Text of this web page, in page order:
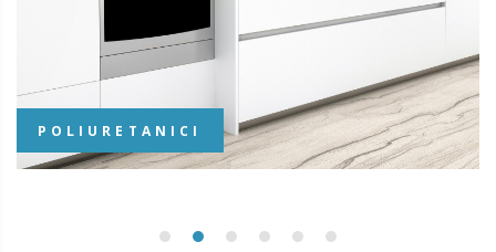
POLIURETANICI